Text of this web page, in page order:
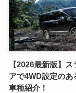
【2026最新版】
アで4WD設定のあ
車種紹介！